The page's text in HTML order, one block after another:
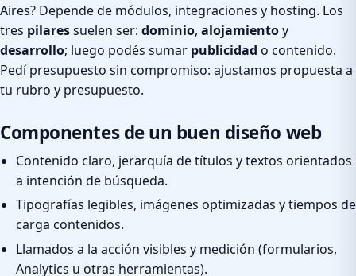
Aires? Depende de módulos, integraciones y hosting. Los
tres pilaressuelen ser: dominio, alojamientoy
desarrollo; luego podés sumar publicidad o contenido.
Pedí presupuesto sin compromiso: ajustamos propuesta a
tu rubro y presupuesto.
Componentes de un buen diseño web
Contenido claro, jerarquía de títulos y textos orientados
a intención de búsqueda.
Tipografías legibles, imágenes optimizadas y tiempos de
carga contenidos.
Llamados a la acción visibles y medición (formularios,
Analytics u otras herramientas).